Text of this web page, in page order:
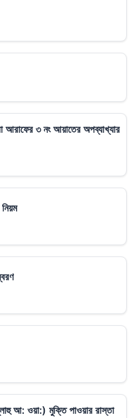
আরাফের ৩ নং আয়াতের অপব্যাখ্যার
আ: ওয়া:) মুক্তি পাওয়ার রাস্তা